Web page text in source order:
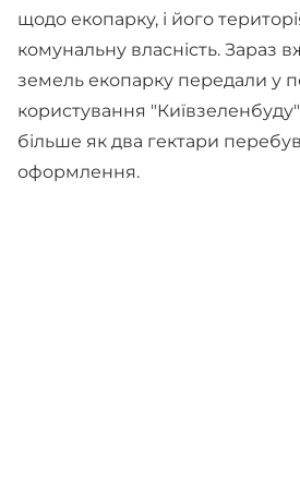
щодо екопарку, і його
комунальну власність. Зараз
земель екопарку передали у
користування
більше як два гектари
оформлення.